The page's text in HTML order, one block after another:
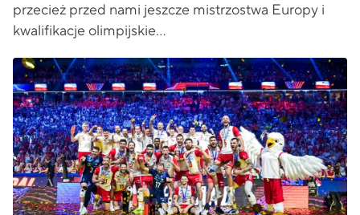
przecież przed nami jeszcze mistrzostwa Europy i
kwalifikacje olimpijskie…